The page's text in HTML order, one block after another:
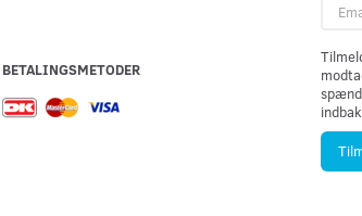
BETALINGSMETODER